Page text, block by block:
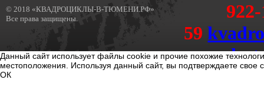
© 2018 «КВАДРОЦИКЛЫ-В-ТЮМЕНИ.РФ»
Все права защищены.
59
kvadrotum@sport-
Данный сайт использует файлы cookie и прочие похожие
местоположения. Используя данный сайт, вы подтверждаете свое
ОК